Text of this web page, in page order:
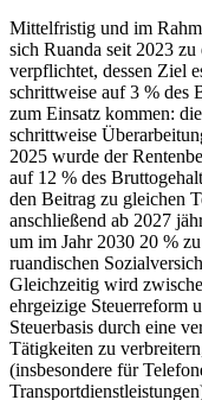
Mittelfristig und im
sich Ruanda seit 2023
verpflichtet, dessen Ziel
schrittweise auf 3 % des
zum Einsatz kommen:
schrittweise
2025 wurde der
auf 12 % des
den Beitrag zu gleichen
anschließend ab 2027
um im Jahr 2030 20 %
ruandischen
Gleichzeitig wird
ehrgeizige Steuerreform
Steuerbasis durch eine
Tätigkeiten zu
(insbesondere für